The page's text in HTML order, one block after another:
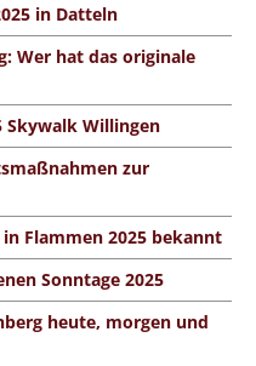
in Datteln
Wer hat das originale
Skywalk Willingen
zur
Flammen 2025 bekannt
Sonntage 2025
heute, morgen und